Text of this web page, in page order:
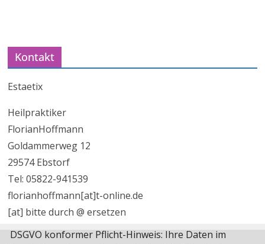
Kontakt
Estaetix
Heilpraktiker
FlorianHoffmann
Goldammerweg 12
29574 Ebstorf
Tel: 05822-941539
florianhoffmann[at]t-online.de
[at] bitte durch @ ersetzen
DSGVO konformer Pflicht-Hinweis: Ihre Daten im